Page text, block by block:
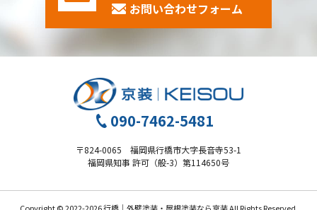
お問い合わせフォーム
090-7462-5481
〒824-0065 福岡県行橋市大字長音寺53-1
福岡県知事 許可（般-3）第114650号
Copyright © 2022-2026 行橋｜外壁塗装・屋根塗装なら京装 All Rights Reserved.